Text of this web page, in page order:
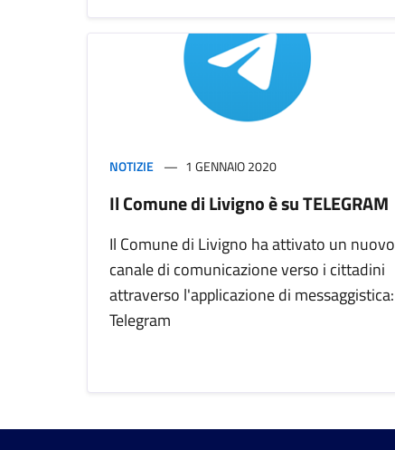
NOTIZIE 1 GENNAIO 2020
Il Comune di Livigno è su TELEGRAM
Il Comune di Livigno ha attivato un nuovo
canale di comunicazione verso i cittadini
attraverso l'applicazione di messaggistica:
Telegram